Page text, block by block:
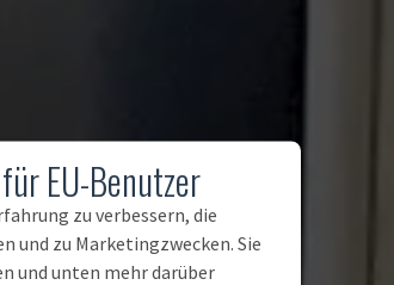
EU-Benutzer
zu verbessern, die
und zu Marketingzwecken. Sie
und unten mehr darüber